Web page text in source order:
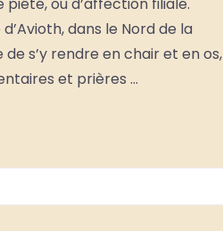
dans le Nord de la
s’y rendre en chair et en os,
et prières …